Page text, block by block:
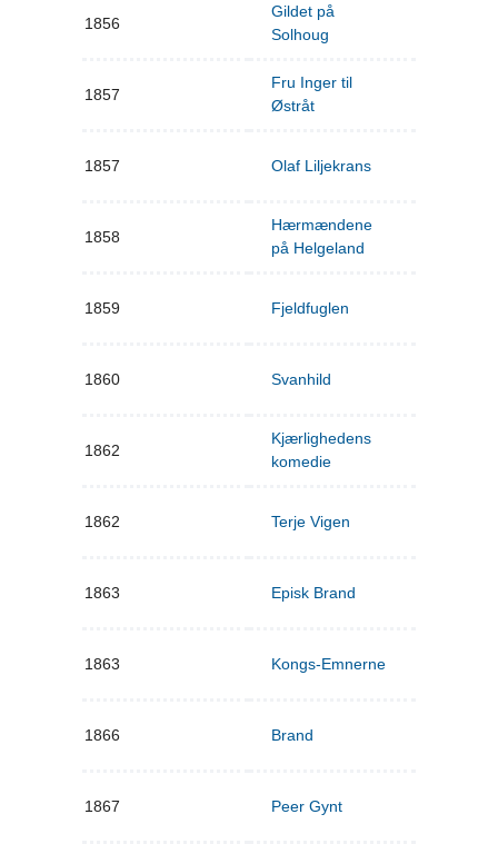
1856
Gildet på
Solhoug
1857
Fru Inger til
Østråt
1857 Olaf Liljekrans
1858
Hærmændene
på Helgeland
1859 Fjeldfuglen
1860 Svanhild
1862
Kjærlighedens
komedie
1862 Terje Vigen
1863 Episk Brand
1863 Kongs-Emnerne
1866 Brand
1867 Peer Gynt